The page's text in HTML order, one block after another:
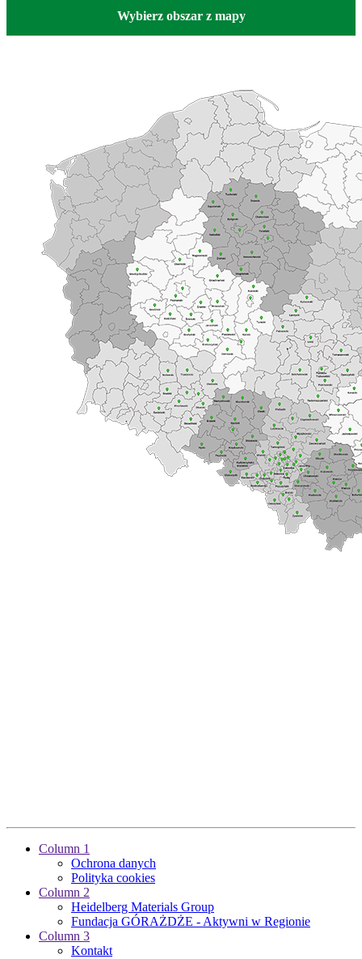
Wybierz obszar z mapy
Column 1
Ochrona danych
Polityka cookies
Column 2
Heidelberg Materials Group
Fundacja GÓRAŻDŻE - Aktywni w Regionie
Column 3
Kontakt